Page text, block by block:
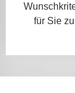
für Sie